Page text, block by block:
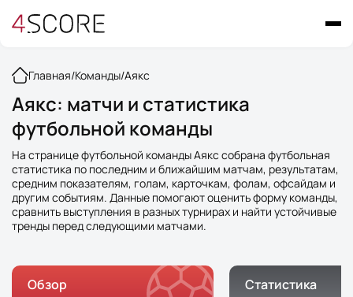
Главная/Команды/Аякс
Аякс: матчи и статистика
футбольной команды
На странице футбольной команды Аякс собрана футбольная
статистика по последним и ближайшим матчам, результатам,
средним показателям, голам, карточкам, фолам, офсайдам и
другим событиям. Данные помогают оценить форму команды,
сравнить выступления в разных турнирах и найти устойчивые
тренды перед следующими матчами.
Обзор Статистика